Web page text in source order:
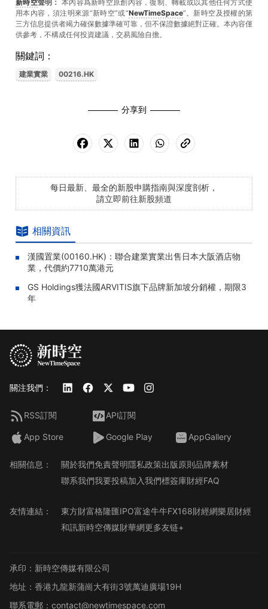
新時空聲明： 本內容爲新時空原創內容，復制、轉載或以其他任何方式使
用本內容，須注明來源“新時空”或“NewTimeSpace”。新時空及授權的第
三方信息提供者竭力確保數據準確可靠，但不保證數據絕對正確。本內容僅
供參考，不構成任何投資建議，交易風險自擔。
關鍵詞：
建業實業 00216.HK
分享到
每日最新、最全的新股申購指南與深度剖析，
請立即前往新股頻道
相關資訊
漢國置業(00160.HK)：聯合建業實業出售日本大阪酒店物
業，代價約7710萬港元
GS Holdings獲法國ARVITIS旗下品牌新加坡分銷權，期限3
年
關注我們：
RSS訂閱 API訂閱
App Store Google Play AppGallery
相關信息： 關於我們免責聲明隱私政策出版原則品牌素材
聯系我們我要投稿加入我們標簽庫財經FAQ
友情連結： 東方財富格隆匯IPO富途牛牛FX168財經網樂居財經
和訊新時空傳媒財華網更多友链+
承印：新時空傳媒有限公司
地址：香港九龍新蒲崗大有街3號萬迪廣場19H
聯系電郵：contact@newtimespace.com